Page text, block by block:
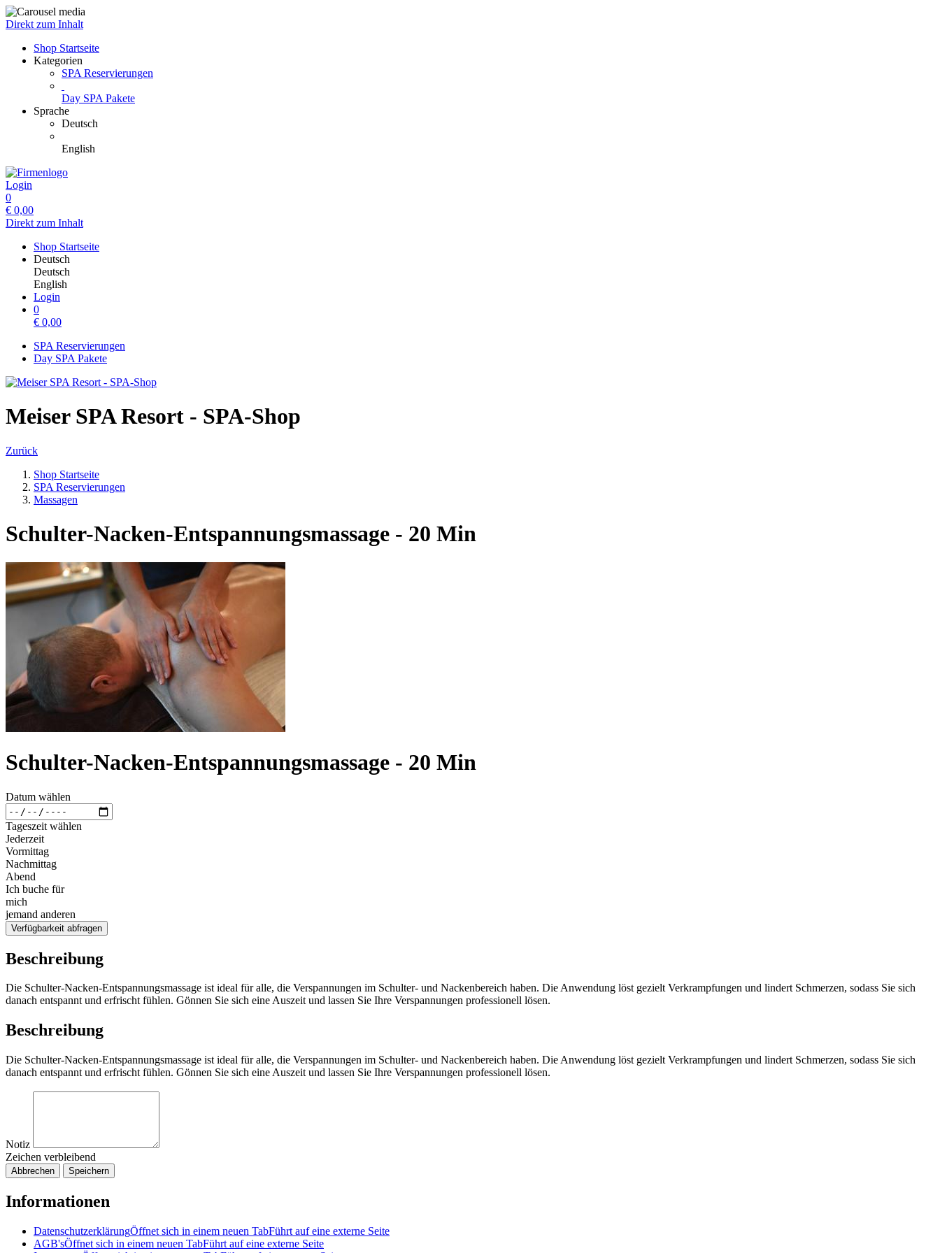
Direkt zum Inhalt
Shop Startseite
Kategorien
SPA Reservierungen
Day SPA Pakete
Sprache
Deutsch
English
Login
0
€ 0,00
Direkt zum Inhalt
Shop Startseite
Deutsch
Deutsch
English
Login
0
€ 0,00
SPA Reservierungen
Day SPA Pakete
Meiser SPA Resort - SPA-Shop
Zurück
Shop Startseite
SPA Reservierungen
Massagen
Schulter-Nacken-Entspannungsmassage - 20 Min
Schulter-Nacken-Entspannungsmassage - 20 Min
Datum wählen
Tageszeit wählen
Jederzeit
Vormittag
Nachmittag
Abend
Ich buche für
mich
jemand anderen
Verfügbarkeit abfragen
Beschreibung
Die Schulter-Nacken-Entspannungsmassage ist ideal für alle, die Verspannungen im Schulter- und Nackenbereich haben. Die Anwendung löst gezielt Verkrampfungen und lindert Schmerzen, sodass Sie sich
danach entspannt und erfrischt fühlen. Gönnen Sie sich eine Auszeit und lassen Sie Ihre Verspannungen professionell lösen.
Beschreibung
Die Schulter-Nacken-Entspannungsmassage ist ideal für alle, die Verspannungen im Schulter- und Nackenbereich haben. Die Anwendung löst gezielt Verkrampfungen und lindert Schmerzen, sodass Sie sich
danach entspannt und erfrischt fühlen. Gönnen Sie sich eine Auszeit und lassen Sie Ihre Verspannungen professionell lösen.
Notiz
Zeichen verbleibend
Abbrechen Speichern
Informationen
DatenschutzerklärungÖffnet sich in einem neuen TabFührt auf eine externe Seite
AGB'sÖffnet sich in einem neuen TabFührt auf eine externe Seite